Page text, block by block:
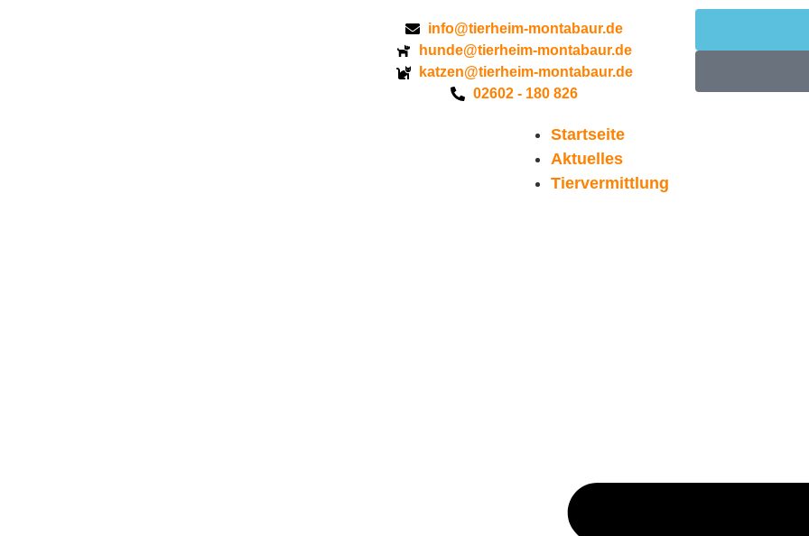
info@tierheim-montabaur.de
hunde@tierheim-montabaur.de
katzen@tierheim-montabaur.de
02602 - 180 826
Startseite
Aktuelles
Tiervermittlung